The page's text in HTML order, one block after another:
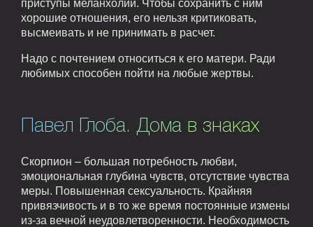
приступы меланхолии. Чтобы сохранить с ним
хорошие отношения, его нельзя критиковать,
высмеивать и не принимать в расчет.
Надо с почтением относиться к его матери. Ради
любимых способен пойти на любые жертвы.
Павел Глоба. Дома в знаках
Скорпион – большая потребность любви,
эмоциональная глубина чувств, отсутствие чувства
меры. Повышенная сексуальность. Крайняя
привязчивость и в то же время постоянные измены
из-за вечной неудовлетворенности. Необходимость